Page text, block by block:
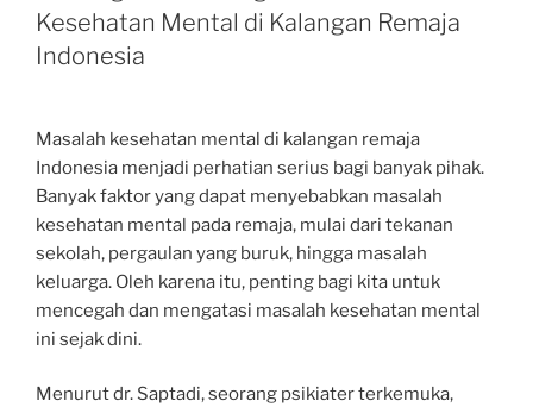
Kesehatan Mental di Kalangan Remaja
Indonesia
Masalah kesehatan mental di kalangan remaja
Indonesia menjadi perhatian serius bagi banyak pihak.
Banyak faktor yang dapat menyebabkan masalah
kesehatan mental pada remaja, mulai dari tekanan
sekolah, pergaulan yang buruk, hingga masalah
keluarga. Oleh karena itu, penting bagi kita untuk
mencegah dan mengatasi masalah kesehatan mental
ini sejak dini.
Menurut dr. Saptadi, seorang psikiater terkemuka,